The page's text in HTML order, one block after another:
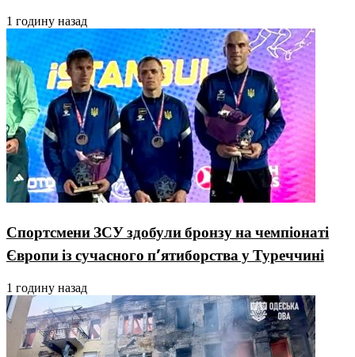
1 годину назад
Спортсмени ЗСУ здобули бронзу на чемпіонаті
Європи із сучасного п’ятиборства у Туреччині
1 годину назад